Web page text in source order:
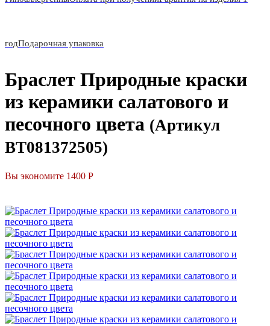
годПодарочная упаковка
Браслет Природные краски
из керамики салатового и
песочного цвета (Артикул
BT081372505)
Вы экономите 1400 Р